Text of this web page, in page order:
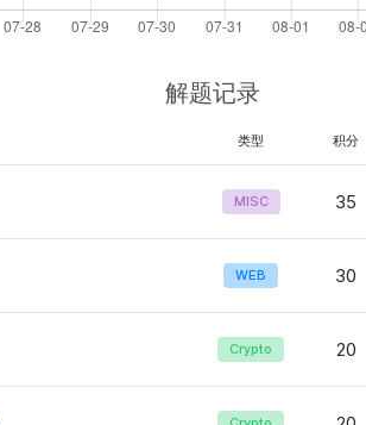
解题记录
类型 积分
MISC 35
WEB 30
Crypto 20